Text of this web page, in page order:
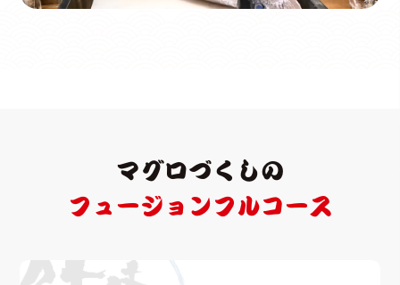
マグロづくしの
フュージョンフルコース